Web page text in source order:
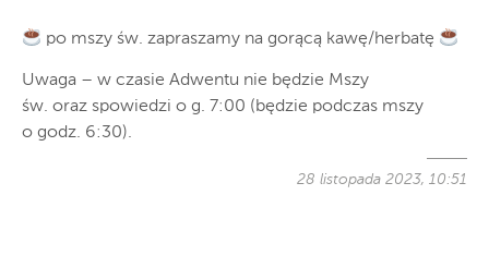
po mszy św. zapraszamy na gorącą kawę/herbatę
Uwaga – w czasie Adwentu nie będzie Mszy
św. oraz spowiedzi o g. 7:00 (będzie podczas mszy
o godz. 6:30).
28 listopada 2023, 10:51